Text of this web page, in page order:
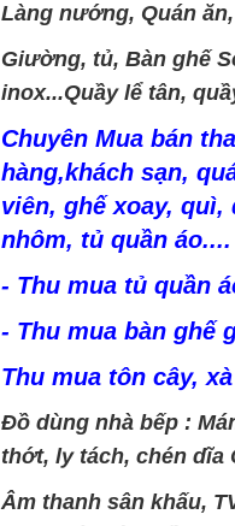
Làng nướng, Quán
Giường, tủ, Bàn ghế
inox...Quầy lể tân,
Chuyên Mua bán
hàng,khách sạn,
viên, ghế xoay,
nhôm, tủ quần áo....
- Thu mua tủ quần
- Thu mua bàn ghế
Thu mua tôn cây,
Đồ dùng nhà bếp :
thớt, ly tách, chén dĩa
Âm thanh sân khấu,